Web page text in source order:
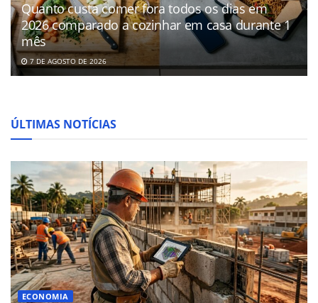
Quanto custa comer fora todos os dias em
2026 comparado a cozinhar em casa durante 1
mês
7 DE AGOSTO DE 2026
ÚLTIMAS NOTÍCIAS
ECONOMIA